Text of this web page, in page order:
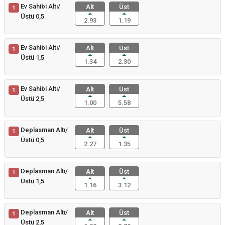
1
Ev Sahibi Altı/
Üstü 0,5
Alt
2.93
Üst
1.19
1
Ev Sahibi Altı/
Üstü 1,5
Alt
1.34
Üst
2.30
1
Ev Sahibi Altı/
Üstü 2,5
Alt
1.00
Üst
5.58
1
Deplasman Altı/
Üstü 0,5
Alt
2.27
Üst
1.35
1
Deplasman Altı/
Üstü 1,5
Alt
1.16
Üst
3.12
1
Deplasman Altı/
Üstü 2,5
Alt
Üst